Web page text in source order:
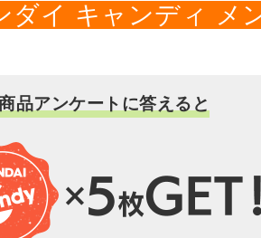
ダイ キャンディ メ
品アンケートに答えると